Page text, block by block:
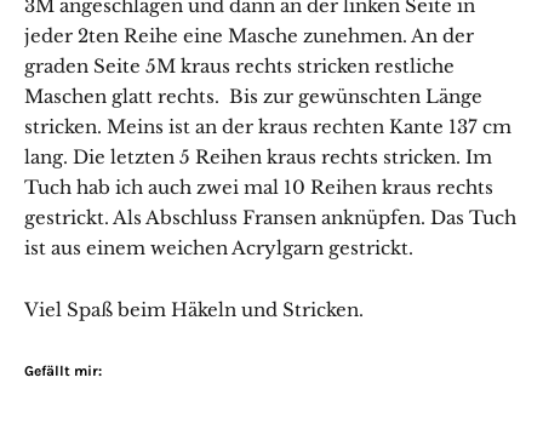
3M angeschlagen und dann an der linken Seite in
jeder 2ten Reihe eine Masche zunehmen. An der
graden Seite 5M kraus rechts stricken restliche
Maschen glatt rechts. Bis zur gewünschten Länge
stricken. Meins ist an der kraus rechten Kante 137 cm
lang. Die letzten 5 Reihen kraus rechts stricken. Im
Tuch hab ich auch zwei mal 10 Reihen kraus rechts
gestrickt. Als Abschluss Fransen anknüpfen. Das Tuch
ist aus einem weichen Acrylgarn gestrickt.
Viel Spaß beim Häkeln und Stricken.
Gefällt mir: